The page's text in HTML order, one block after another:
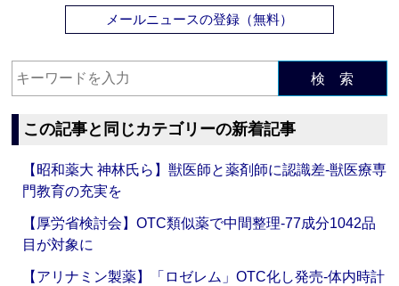
メールニュースの登録（無料）
検 索
この記事と同じカテゴリーの新着記事
【昭和薬大 神林氏ら】獣医師と薬剤師に認識差‐獣医療専
門教育の充実を
【厚労省検討会】OTC類似薬で中間整理‐77成分1042品
目が対象に
【アリナミン製薬】「ロゼレム」OTC化し発売‐体内時計